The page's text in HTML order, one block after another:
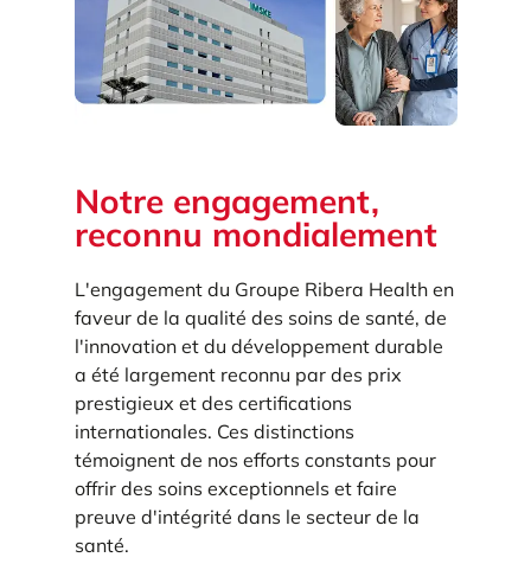
Notre engagement,
reconnu mondialement
L'engagement du Groupe Ribera Health en
faveur de la qualité des soins de santé, de
l'innovation et du développement durable
a été largement reconnu par des prix
prestigieux et des certifications
internationales. Ces distinctions
témoignent de nos efforts constants pour
offrir des soins exceptionnels et faire
preuve d'intégrité dans le secteur de la
santé.